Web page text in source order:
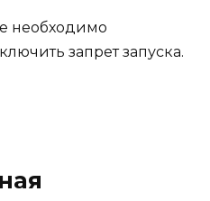
необходимо
запрет запуска.